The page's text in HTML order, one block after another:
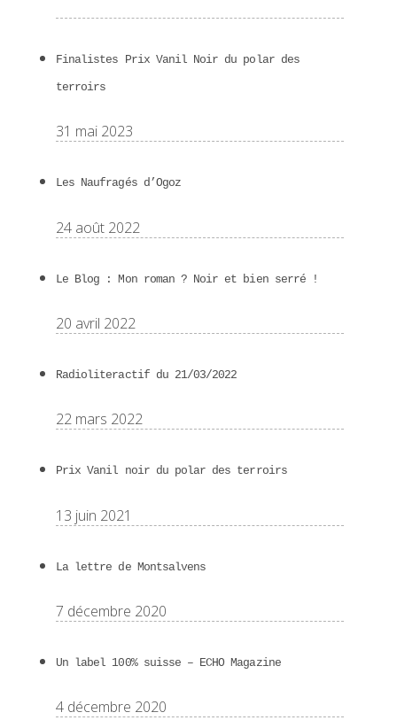
Finalistes Prix Vanil Noir du polar des
terroirs
31 mai 2023
Les Naufragés d’Ogoz
24 août 2022
Le Blog : Mon roman ? Noir et bien serré !
20 avril 2022
Radioliteractif du 21/03/2022
22 mars 2022
Prix Vanil noir du polar des terroirs
13 juin 2021
La lettre de Montsalvens
7 décembre 2020
Un label 100% suisse – ECHO Magazine
4 décembre 2020